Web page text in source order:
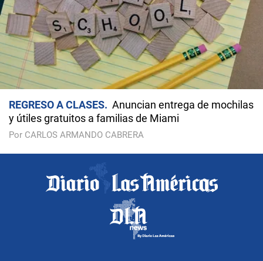
REGRESO A CLASES
Anuncian entrega de mochilas
y útiles gratuitos a familias de Miami
Por CARLOS ARMANDO CABRERA